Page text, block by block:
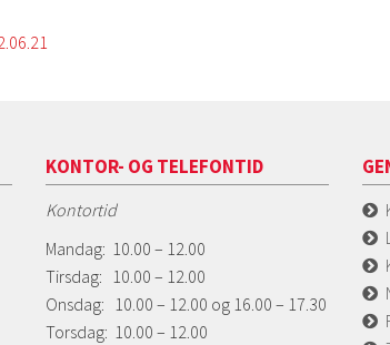
KONTOR- OG TELEFONTID
Kontortid
Mandag: 10.00 – 12.00
Tirsdag: 10.00 – 12.00
Onsdag: 10.00 – 12.00 og 16.00 – 17.30
Torsdag: 10.00 – 12.00